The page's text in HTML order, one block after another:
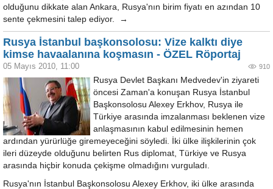
olduğunu dikkate alan Ankara, Rusya'nın birim fiyatı en azından 10
sente çekmesini talep ediyor. →
Rusya İstanbul başkonsolosu: Vize kalktı diye
kimse havaalanına koşmasın - ÖZEL Röportaj
05 Mayıs 2010, 11:00 910
Rusya Devlet Başkanı Medvedev'in ziyareti
öncesi Zaman'a konuşan Rusya İstanbul
Başkonsolosu Alexey Erkhov, Rusya ile
Türkiye arasında imzalanması beklenen vize
anlaşmasının kabul edilmesinin hemen
ardından yürürlüğe giremeyeceğini söyledi. İki ülke ilişkilerinin çok
ileri düzeyde olduğunu belirten Rus diplomat, Türkiye ve Rusya
arasında hiçbir konuda çekişme olmadığını vurguladı.
Rusya'nın İstanbul Başkonsolosu Alexey Erkhov, iki ülke arasında